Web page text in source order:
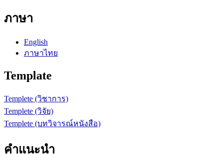
ภาษา
English
ภาษาไทย
Template
Templete (วิชาการ)
Templete (วิจัย)
Templete (บทวิจารณ์หนังสือ)
คำแนะนำ